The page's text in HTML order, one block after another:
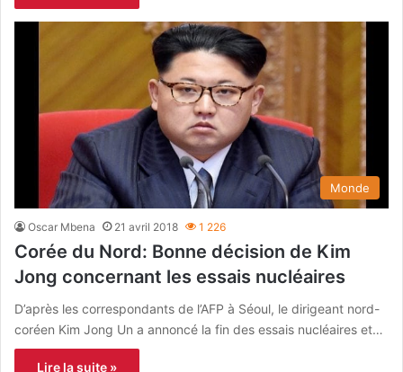
Monde
Oscar Mbena 21 avril 2018 1 226
Corée du Nord: Bonne décision de Kim
Jong concernant les essais nucléaires
D’après les correspondants de l’AFP à Séoul, le dirigeant nord-
coréen Kim Jong Un a annoncé la fin des essais nucléaires et…
Lire la suite »